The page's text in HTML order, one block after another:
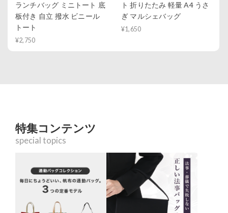
ランチバッグ ミニトート 底
板付き 自立 撥水 ビニール
トート
¥2,750
ト 折りたたみ 軽量 A4 うさ
ぎ マルシェバッグ
¥1,650
特集コンテンツ
special topics